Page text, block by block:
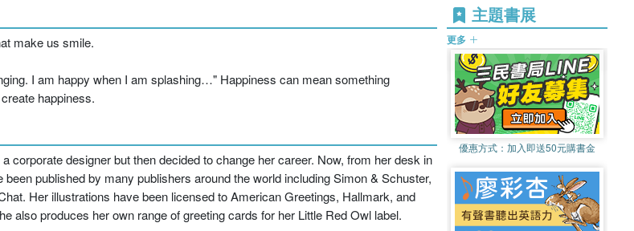
make us smile.
I am happy when I am splashing…" Happiness can mean something
happiness.
designer but then decided to change her career. Now, from her desk in
published by many publishers around the world including Simon & Schuster,
Her illustrations have been licensed to American Greetings, Hallmark, and
also produces her own range of greeting cards for her Little Red Owl label.
主題書展
更多
優惠方式： 加入即送50元購書金